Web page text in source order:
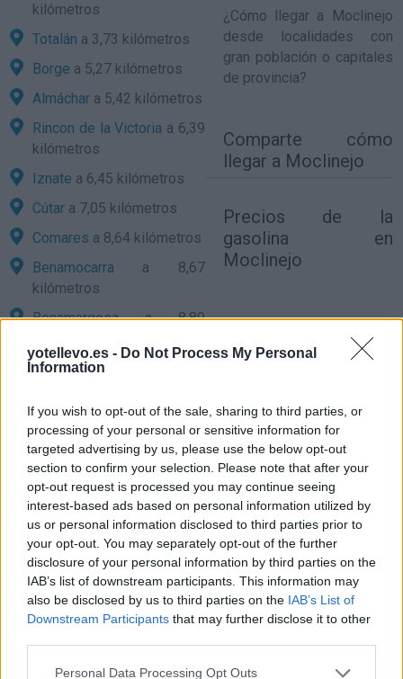
yotellevo.es - Do Not Process My Personal
Information
If you wish to opt-out of the sale, sharing to third parties, or
processing of your personal or sensitive information for
targeted advertising by us, please use the below opt-out
section to confirm your selection. Please note that after your
opt-out request is processed you may continue seeing
interest-based ads based on personal information utilized by
us or personal information disclosed to third parties prior to
your opt-out. You may separately opt-out of the further
disclosure of your personal information by third parties on the
IAB’s list of downstream participants. This information may
also be disclosed by us to third parties on the IAB’s List of
Downstream Participants that may further disclose it to other
Personal Data Processing Opt Outs
kilómetros
Totalán a 3,73 kilómetros
Borge a 5,27 kilómetros
Almáchar a 5,42 kilómetros
Rincon de la Victoria a 6,39
kilómetros
Iznate a 6,45 kilómetros
Cútar a 7,05 kilómetros
Comares a 8,64 kilómetros
Benamocarra a 8,67
kilómetros
Benamargosaa 8,89
¿ Cómo llegar a Moclinejo
desde localidades con
gran población o capitales
de provincia?
Málagaa 15,67 kilómetros
Jaéna 118,05 kilómetros
Córdobaa 132,87
kilómetros
Ceutaa 136,53 kilómetros
Almeríaa 159,40
kilómetros
Sevilla a 168,71 kilómetros
Cádiza 182,98 kilómetros
Melillaa 202,59 kilómetros
Comparte cómo
llegar a Moclinejo
Precios de la
gasolina en
Moclinejo